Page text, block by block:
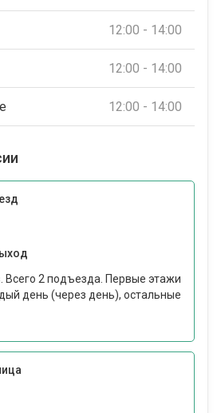
12:00 - 14:00
12:00 - 14:00
12:00 - 14:00
Всего 2 подъезда. Первые этажи
день (через день), остальные